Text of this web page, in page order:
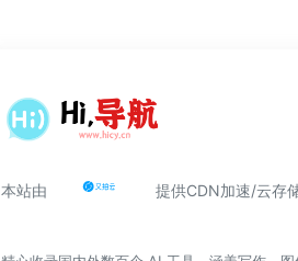
本站由 提供CDN加速/云存